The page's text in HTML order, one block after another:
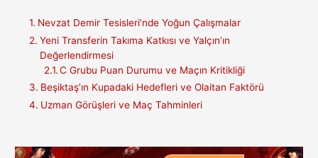
Nevzat Demir Tesisleri’nde Yoğun Çalışmalar
Yeni Transferin Takıma Katkısı ve Yalçın’ın
Değerlendirmesi
C Grubu Puan Durumu ve Maçın Kritikliği
Beşiktaş’ın Kupadaki Hedefleri ve Olaitan Faktörü
Uzman Görüşleri ve Maç Tahminleri